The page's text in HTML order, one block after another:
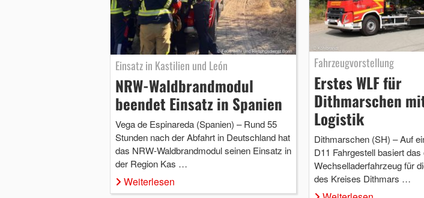
Einsatz in Kastilien und León
NRW-Waldbrandmodul
beendet Einsatz in Spanien
Vega de Espinareda (Spanien) – Rund 55
Stunden nach der Abfahrt in Deutschland hat
das NRW-Waldbrandmodul seinen Einsatz in
der Region Kas …
Weiterlesen
Fahrzeugvorstellung
Erstes WLF für
Dithmarschen
Logistik
Dithmarschen (SH) – Auf
D11 Fahrgestell basiert das
Wechselladerfahrzeug für
des Kreises Dithmars …